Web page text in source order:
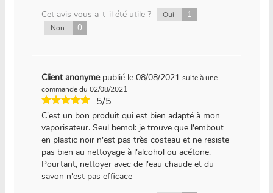
Cet avis vous a-t-il été utile ?
Oui 1
Non 0
Client anonyme publié le 08/08/2021 suite à une
commande du 02/08/2021
5/5
C'est un bon produit qui est bien adapté à mon
vaporisateur. Seul bemol: je trouve que l'embout
en plastic noir n'est pas très costeau et ne resiste
pas bien au nettoyage à l'alcohol ou acétone.
Pourtant, nettoyer avec de l'eau chaude et du
savon n'est pas efficace